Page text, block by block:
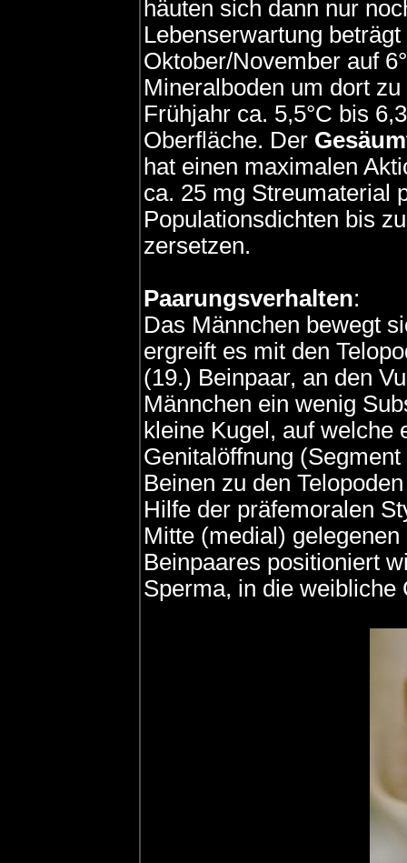
häuten sich dann nur
Lebenserwartung
Oktober/November auf
Mineralboden um dort
Frühjahr ca. 5,5°C bis
Oberfläche. Der
hat einen maximalen
ca. 25 mg Streumaterial
Populationsdichten bis
zersetzen.
Paarungsverhalten:
Das Männchen bewegt
ergreift es mit den
(19.) Beinpaar, an den
Männchen ein wenig
kleine Kugel, auf welche
Genitalöffnung
Beinen zu den
Hilfe der präfemoralen
Mitte (medial)
Beinpaares positioniert
Sperma, in die weibliche